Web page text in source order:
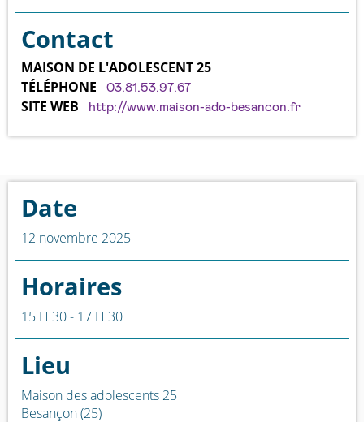
Contact
MAISON DE L'ADOLESCENT 25
TÉLÉPHONE
03.81.53.97.67
SITE WEB http://www.maison-ado-besancon.fr
Date
12 novembre 2025
Horaires
15 H 30 - 17 H 30
Lieu
Maison des adolescents 25
Besançon (25)